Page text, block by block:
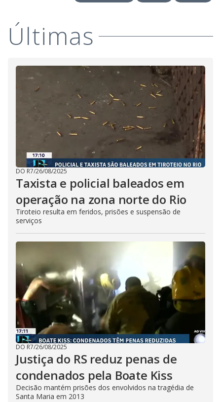
i
d
e
o
Últimas
DO R7/26/08/2025
Taxista e policial baleados em
operação na zona norte do Rio
Tiroteio resulta em feridos, prisões e suspensão de
serviços
DO R7/26/08/2025
Justiça do RS reduz penas de
condenados pela Boate Kiss
Decisão mantém prisões dos envolvidos na tragédia de
Santa Maria em 2013